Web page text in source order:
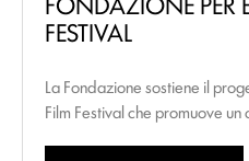
FESTIVAL
La Fondazione sostiene il
Film Festival che promuove un